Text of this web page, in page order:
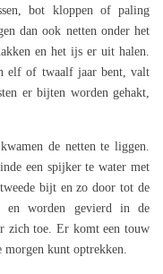
bot kloppen of paling
dan ook netten onder het
en het ijs er uit halen.
elf of twaalf jaar bent, valt
er bijten worden gehakt,
de netten te liggen.
een spijker te water met
bijt en zo door tot de
en worden gevierd in de
zich toe. Er komt een touw
kunt optrekken.